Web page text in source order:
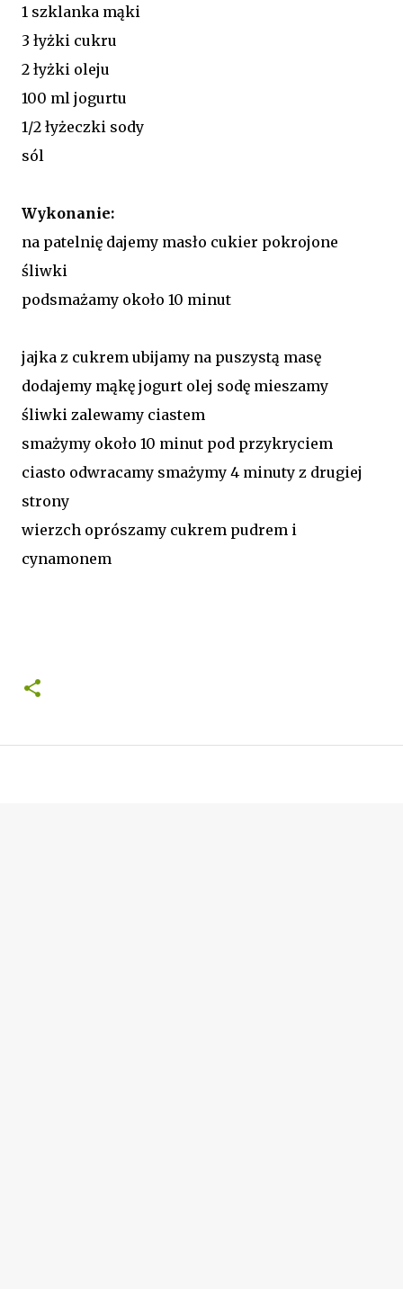
1 szklanka mąki
3 łyżki cukru
2 łyżki oleju
100 ml jogurtu
1/2 łyżeczki sody
sól
Wykonanie:
na patelnię dajemy masło cukier pokrojone
śliwki
podsmażamy około 10 minut
jajka z cukrem ubijamy na puszystą masę
dodajemy mąkę jogurt olej sodę mieszamy
śliwki zalewamy ciastem
smażymy około 10 minut pod przykryciem
ciasto odwracamy smażymy 4 minuty z drugiej
strony
wierzch oprószamy cukrem pudrem i
cynamonem